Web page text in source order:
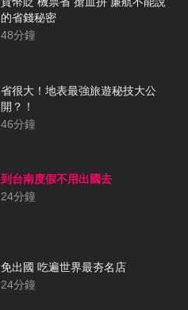
的省錢秘密
48分鐘
省很大！地表最強旅遊秘技大公
開？！
46分鐘
到台南度假不用出國去
24分鐘
免出國 吃遍世界最夯名店
24分鐘